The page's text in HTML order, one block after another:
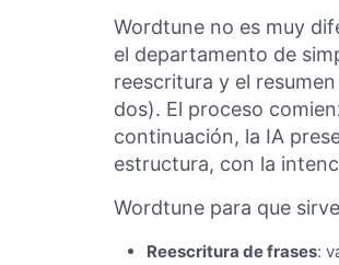
Wordtune no es muy
el departamento de
reescritura y el
dos). El proceso
continuación, la IA
estructura, con la
Wordtune para que
Reescritura de frases: